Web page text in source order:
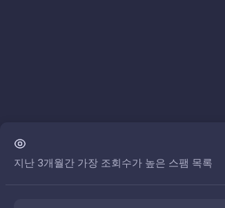
지난 3개월간 가장 조회수가 높은 스팸 목록